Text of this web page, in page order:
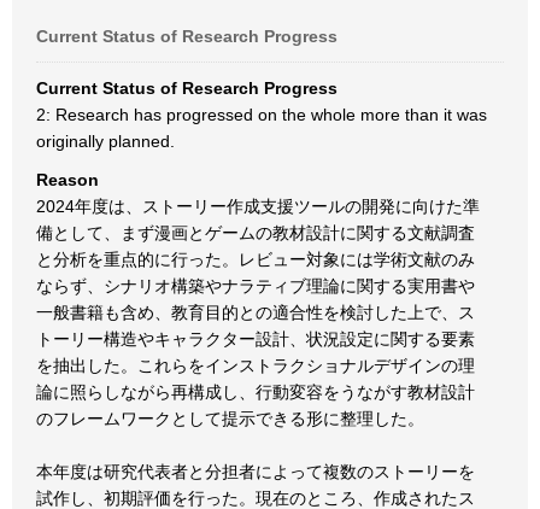
Current Status of Research Progress
Current Status of Research Progress
2: Research has progressed on the whole more than it was
originally planned.
Reason
2024年度は、ストーリー作成支援ツールの開発に向けた準
備として、まず漫画とゲームの教材設計に関する文献調査
と分析を重点的に行った。レビュー対象には学術文献のみ
ならず、シナリオ構築やナラティブ理論に関する実用書や
一般書籍も含め、教育目的との適合性を検討した上で、ス
トーリー構造やキャラクター設計、状況設定に関する要素
を抽出した。これらをインストラクショナルデザインの理
論に照らしながら再構成し、行動変容をうながす教材設計
のフレームワークとして提示できる形に整理した。
本年度は研究代表者と分担者によって複数のストーリーを
試作し、初期評価を行った。現在のところ、作成されたス